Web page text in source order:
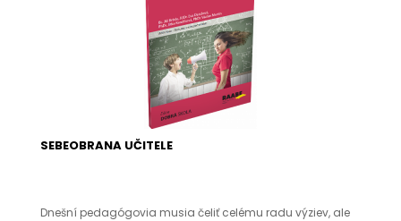
SEBEOBRANA UČITELE
Dnešní pedagógovia musia čeliť celému radu výziev, ale